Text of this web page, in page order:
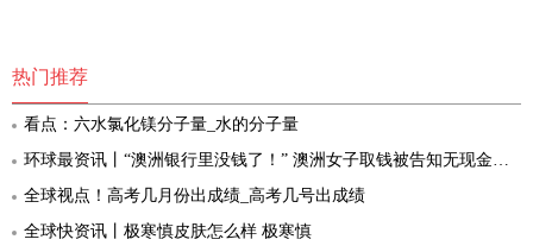
热门推荐
看点：六水氯化镁分子量_水的分子量
环球最资讯丨“澳洲银行里没钱了！” 澳洲女子取钱被告知无现金，直接怒关账户，牛！
全球视点！高考几月份出成绩_高考几号出成绩
全球快资讯丨极寒慎皮肤怎么样 极寒慎